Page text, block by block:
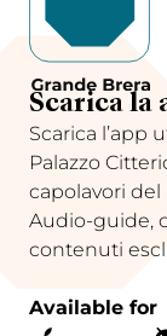
Scarica la
Scarica l’app
Palazzo
capolavori del
Audio-guide,
contenuti
Available for